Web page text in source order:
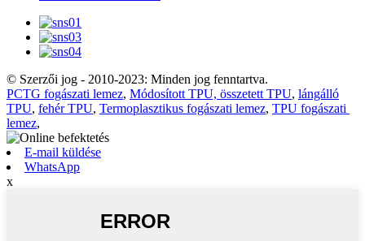
© Szerzői jog - 2010-2023: Minden jog fenntartva.
PCTG fogászati ​​lemez, Módosított TPU, összetett TPU, lángálló
TPU, fehér TPU, Termoplasztikus fogászati ​​lemez, TPU fogászati ​​
lemez,
E-mail küldése
WhatsApp
x